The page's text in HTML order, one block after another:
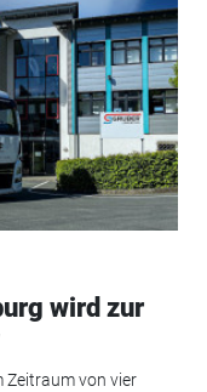
wird zur
Zeitraum von vier